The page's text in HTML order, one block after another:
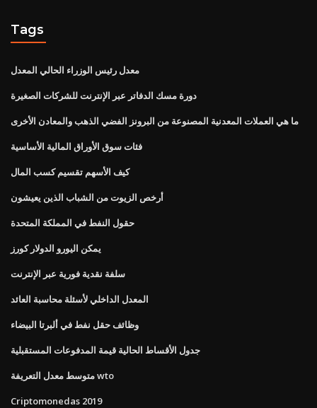
Tags
معدل رئيس الوزراء الحالي المعدل
دورة مسك الدفاتر عبر الإنترنت للشركات الصغيرة
ما هي العملات المعدنية المصنوعة من البرونز الفضي الذهب والمعادن الأخرى
فئات سوق الأوراق المالية الأساسية
كيف الأسهم تقسيم كسب المال
أرخص الزيوت من الشباب الذين يعيشون
حقول النفط في المملكة المتحدة
يمكن اليورو الدولار كورز
سلفة نقدية فورية عبر الإنترنت
المعدل الداخلي لأسئلة محاسبة العائد
وظائف حقل نفط في ألبرتا البيضاء
جدول الأقساط الحالية قيمة المدفوعات المستقبلية
متوسط ​​معدل التعريفة wto
Criptomonedas 2019